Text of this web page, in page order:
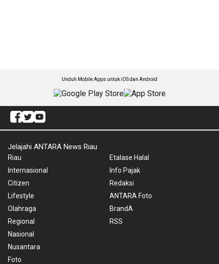
Unduh Mobile Apps untuk iOS dan Android
Jelajahi ANTARA News Riau
Riau
Internasional
Citizen
Lifestyle
Olahraga
Regional
Nasional
Nusantara
Foto
Etalase Halal
Info Pajak
Redaksi
ANTARA Foto
BrandA
RSS